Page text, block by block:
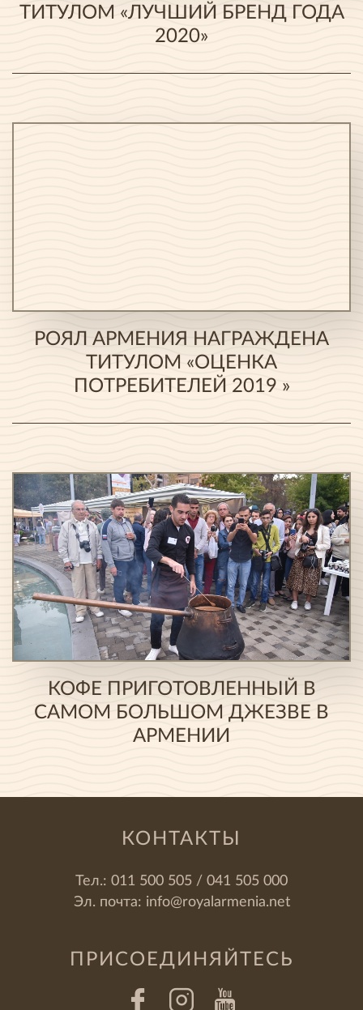
ТИТУЛОМ «ЛУЧШИЙ БРЕНД ГОДА
2020»
РОЯЛ АРМЕНИЯ НАГРАЖДЕНА
ТИТУЛОМ «ОЦЕНКА
ПОТРЕБИТЕЛЕЙ 2019 »
КОФЕ ПРИГОТОВЛЕННЫЙ В
САМОМ БОЛЬШОМ ДЖЕЗВЕ В
АРМЕНИИ
КОНТАКТЫ
Тел.: 011 500 505 / 041 505 000
Эл. почта: info@royalarmenia.net
ПРИСОЕДИНЯЙТЕСЬ